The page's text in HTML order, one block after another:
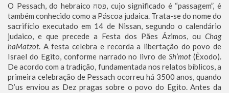
O Pessach, do hebraico פסח, cujo significado é “passagem”, é
também conhecido como a Páscoa judaica. Trata-se do nome do
sacrifício executado em 14 de Nissan, segundo o calendário
judaico, e que precede a Festa dos Pães Ázimos, ou Chag
haMatzot. A festa celebra e recorda a libertação do povo de
Israel do Egito, conforme narrado no livro deSh’mot(Êxodo).
De acordo com a tradição, fundamentada nos relatos bíblicos, a
primeira celebração de Pessach ocorreu há 3500 anos, quando
D’us enviou as Dez pragas sobre o povo do Egito. Antes da